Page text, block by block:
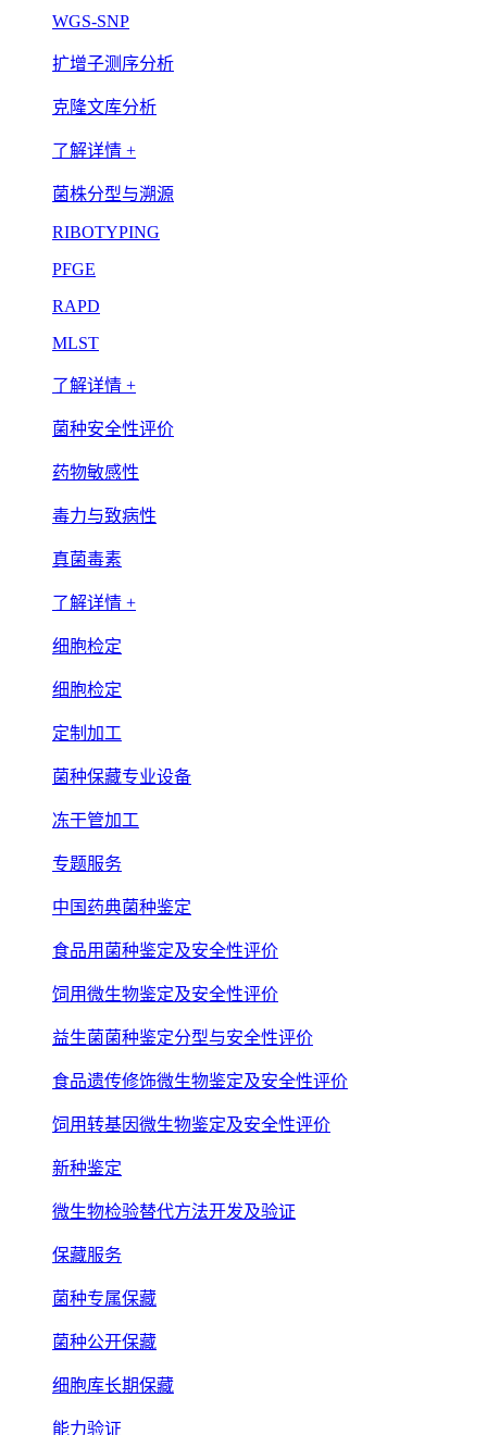
WGS-SNP
扩增子测序分析
克隆文库分析
了解详情 +
菌株分型与溯源
RIBOTYPING
PFGE
RAPD
MLST
了解详情 +
菌种安全性评价
药物敏感性
毒力与致病性
真菌毒素
了解详情 +
细胞检定
细胞检定
定制加工
菌种保藏专业设备
冻干管加工
专题服务
中国药典菌种鉴定
食品用菌种鉴定及安全性评价
饲用微生物鉴定及安全性评价
益生菌菌种鉴定分型与安全性评价
食品遗传修饰微生物鉴定及安全性评价
饲用转基因微生物鉴定及安全性评价
新种鉴定
微生物检验替代方法开发及验证
保藏服务
菌种专属保藏
菌种公开保藏
细胞库长期保藏
能力验证